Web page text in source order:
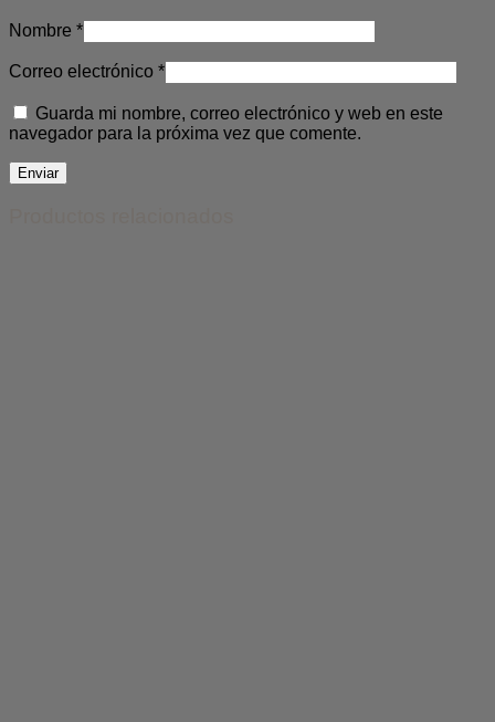
Nombre *
Correo electrónico *
Guarda mi nombre, correo electrónico y web en este
navegador para la próxima vez que comente.